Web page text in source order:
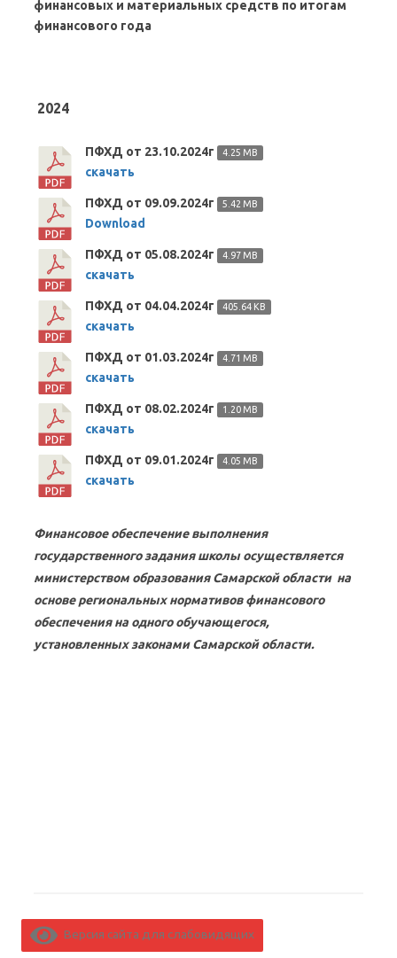
финансовых и материальных средств по итогам
финансового года
2024
ПФХД от 23.10.2024г 4.25 MB
скачать
ПФХД от 09.09.2024г 5.42 MB
Download
ПФХД от 05.08.2024г 4.97 MB
скачать
ПФХД от 04.04.2024г 405.64 KB
скачать
ПФХД от 01.03.2024г 4.71 MB
скачать
ПФХД от 08.02.2024г 1.20 MB
скачать
ПФХД от 09.01.2024г 4.05 MB
скачать
Финансовое обеспечение выполнения
государственного задания школы осуществляется
министерством образования Самарской области на
основе региональных нормативов финансового
обеспечения на одного обучающегося,
установленных законами Самарской области.
Версия сайта для слабовидящих